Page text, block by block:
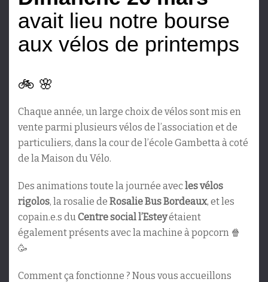
avait lieu notre bourse
aux vélos de printemps
🚲 🌸
Chaque année, un large choix de vélos sont mis en
vente parmi plusieurs vélos de l’association et de
particuliers, dans la cour de l’école Gambetta à coté
de la Maison du Vélo.
Des animations toute la journée avecles vélos
rigolos, la rosalie de Rosalie Bus Bordeaux, et les
copain.e.s duCentre social l’Esteyétaient
également présents avec la machine à popcorn 🍿
🥳
Comment ça fonctionne ? Nous vous accueillons